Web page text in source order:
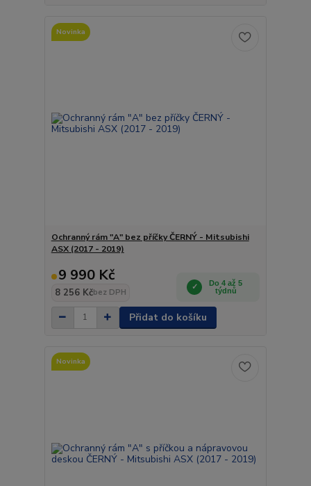
Novinka
Ochranný rám "A" bez příčky ČERNÝ - Mitsubishi
ASX (2017 - 2019)
9 990 Kč
8 256 Kčbez DPH
Do 4 až 5
týdnů
Přidat do košíku
Novinka